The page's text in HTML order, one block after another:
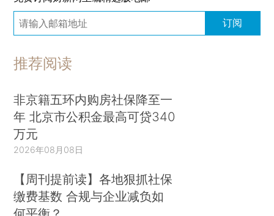
订阅
推荐阅读
非京籍五环内购房社保降至一
年 北京市公积金最高可贷340
万元
2026年08月08日
【周刊提前读】各地狠抓社保
缴费基数 合规与企业减负如